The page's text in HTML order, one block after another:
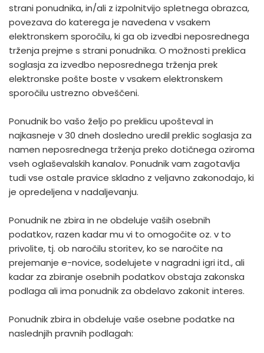
strani ponudnika, in/ali z izpolnitvijo spletnega obrazca,
povezava do katerega je navedena v vsakem
elektronskem sporočilu, ki ga ob izvedbi neposrednega
trženja prejme s strani ponudnika. O možnosti preklica
soglasja za izvedbo neposrednega trženja prek
elektronske pošte boste v vsakem elektronskem
sporočilu ustrezno obveščeni.
Ponudnik bo vašo željo po preklicu upošteval in
najkasneje v 30 dneh dosledno uredil preklic soglasja za
namen neposrednega trženja preko dotičnega oziroma
vseh oglaševalskih kanalov. Ponudnik vam zagotavlja
tudi vse ostale pravice skladno z veljavno zakonodajo, ki
je opredeljena v nadaljevanju.
Ponudnik ne zbira in ne obdeluje vaših osebnih
podatkov, razen kadar mu vi to omogočite oz. v to
privolite, tj. ob naročilu storitev, ko se naročite na
prejemanje e-novice, sodelujete v nagradni igri itd., ali
kadar za zbiranje osebnih podatkov obstaja zakonska
podlaga ali ima ponudnik za obdelavo zakonit interes.
Ponudnik zbira in obdeluje vaše osebne podatke na
naslednjih pravnih podlagah: